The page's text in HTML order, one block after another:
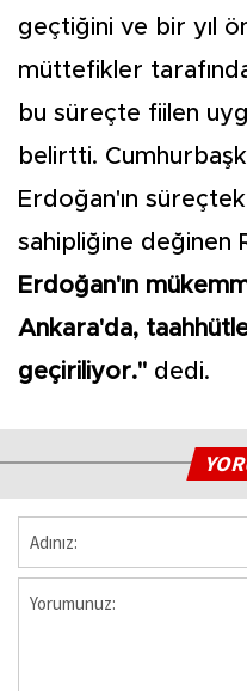
geçtiğini ve bir yıl
müttefikler
bu süreçte fiilen
belirtti.
Erdoğan'ın
sahipliğine değinen
Erdoğan'ın
Ankara'da,
geçiriliyor." dedi.